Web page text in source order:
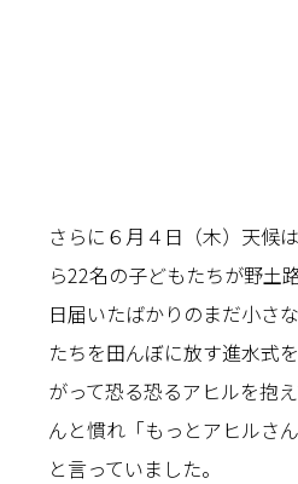
さらに６月４日（木）天候
ら22名の子どもたちが野土
日届いたばかりのまだ小さ
たちを田んぼに放す進水式
がって恐る恐るアヒルを抱
んと慣れ「もっとアヒルさ
と言っていました。